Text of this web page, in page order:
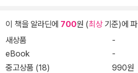
이 책을 알라딘에 700원 (최상기준)에
새상품
-
eBook
-
중고상품 (18) 990원